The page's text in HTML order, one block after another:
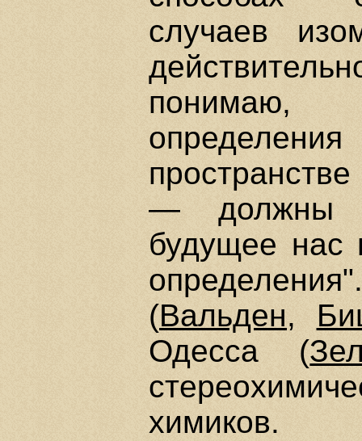
случаев
понимаю,
— должны
будущее нас
(Вальден,
Одесса (
химиков.